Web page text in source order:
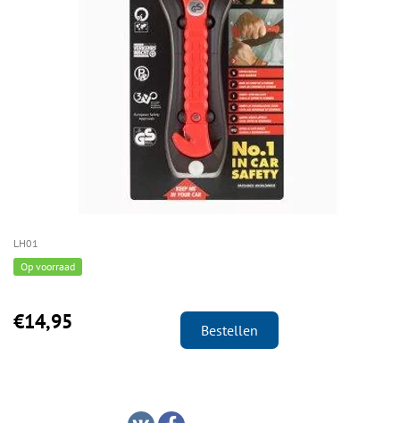
LH01
Op voorraad
€14,95 Bestellen